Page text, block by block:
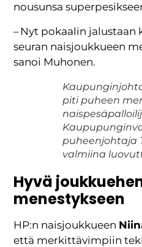
nousunsa
– Nyt pokaalin
seuran naisjoukkueen
sanoi Muhonen.
piti puheen
puheenjohtaja
valmiina
Hyvä
menestykseen
HP:n naisjoukkueen
että merkittävimpiin